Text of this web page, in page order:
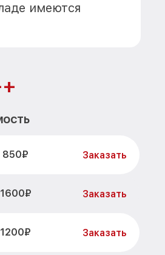
имеются
850₽ Заказать
Заказать
Заказать